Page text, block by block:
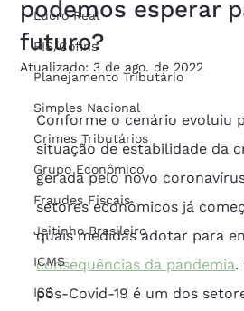
Lucro Real
PIS/Cofins
Planejamento Tributário
Simples Nacional
Crimes Tributários
Grupo Econômico
Fraudes Fiscais
Jeitinho Brasileiro
ICMS
ISS
podemos esperar
futuro?
Atualizado:3 de ago. de 2022
Conforme o cenário evoluiu
situação de estabilidade da
gerada pelo novo
setores econômicos já
quais medidas adotar para
consequências da pandemia.
pós-Covid-19 é um dos